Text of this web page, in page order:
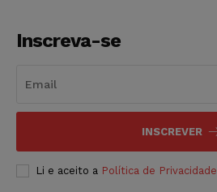
Inscreva-se
INSCREVER
Li e aceito a Política de Privacidade